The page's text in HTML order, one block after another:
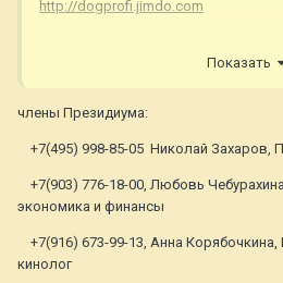
http://dogprofi.jimdo.com
только они висят), но тамПоказать
члены Президиума:
+7(495) 998-85-05 Николай Захаров,
+7(903) 776-18-00, Любовь
экономика и финансы
+7(916) 673-99-13, Анна
кинолог